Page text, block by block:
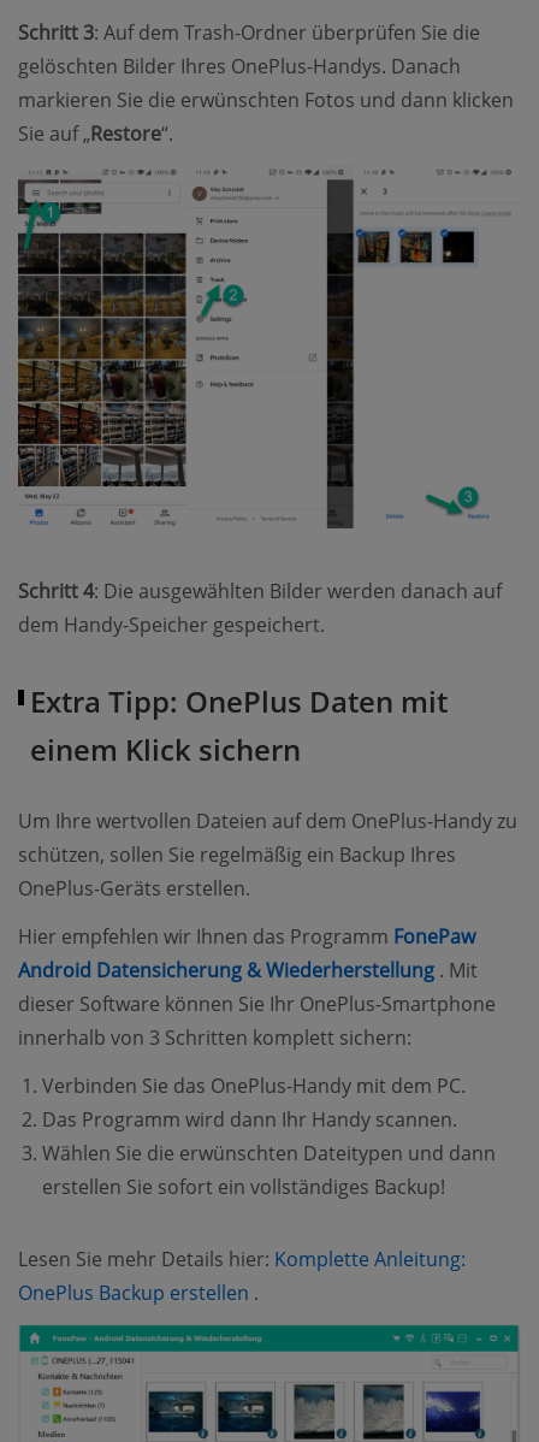
Schritt 3: Auf dem Trash-Ordner überprüfen Sie die
gelöschten Bilder Ihres OnePlus-Handys. Danach
markieren Sie die erwünschten Fotos und dann klicken
Sie auf „Restore“.
Schritt 4: Die ausgewählten Bilder werden danach auf
dem Handy-Speicher gespeichert.
Extra Tipp: OnePlus Daten mit
einem Klick sichern
Um Ihre wertvollen Dateien auf dem OnePlus-Handy zu
schützen, sollen Sie regelmäßig ein Backup Ihres
OnePlus-Geräts erstellen.
Hier empfehlen wir Ihnen das Programm FonePaw
Android Datensicherung & Wiederherstellung (opens
. Mit
dieser Software können Sie Ihr OnePlus-Smartphone
innerhalb von 3 Schritten komplett sichern:
Verbinden Sie das OnePlus-Handy mit dem PC.
Das Programm wird dann Ihr Handy scannen.
Wählen Sie die erwünschten Dateitypen und dann
erstellen Sie sofort ein vollständiges Backup!
Lesen Sie mehr Details hier: Komplette Anleitung:
OnePlus Backup erstellen (opens new window)
.